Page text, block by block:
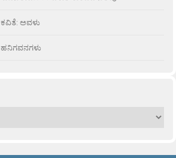
ಕವಿತೆ: ಅವಳು
ಹನಿಗವನಗಳು